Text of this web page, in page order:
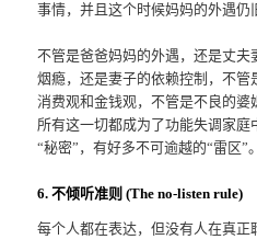
事情，并且这个时候妈妈的外遇仍
不管是爸爸妈妈的外遇，还是丈
烟瘾，还是妻子的依赖控制，不管
消费观和金钱观，不管是不良的婆
所有这一切都成为了功能失调家庭
“秘密”，有好多不可逾越的“雷区”。
6. 不倾听准则 (The no-listen rule)
每个人都在表达，但没有人在真正